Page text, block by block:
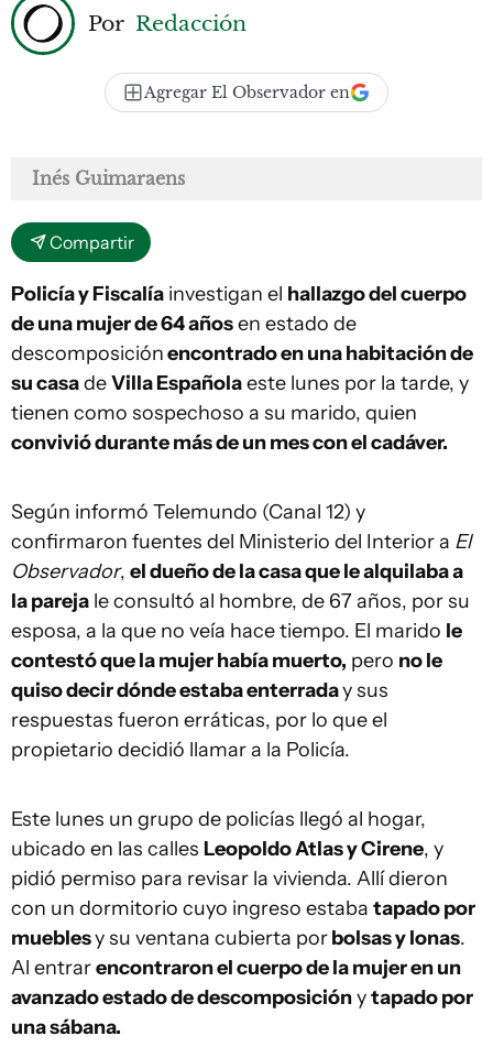
Por Redacción
Agregar El Observador en
Inés Guimaraens
Compartir
Policía y Fiscalía investigan el hallazgo del cuerpo
de una mujer de 64 añosen estado de
descomposiciónencontrado en una habitación de
su casadeVilla Españolaeste lunes por la tarde, y
tienen como sospechoso a su marido, quien
convivió durante más de un mes con el cadáver.
Según informó Telemundo (Canal 12) y
confirmaron fuentes del Ministerio del Interior a El
Observador, el dueño de la casa que le alquilaba a
la pareja le consultó al hombre, de 67 años, por su
esposa, a la que no veía hace tiempo. El marido le
contestó que la mujer había muerto, pero no le
quiso decir dónde estaba enterraday sus
respuestas fueron erráticas, por lo que el
propietario decidió llamar a la Policía.
Este lunes un grupo de policías llegó al hogar,
ubicado en las calles Leopoldo Atlas y Cirene, y
pidió permiso para revisar la vivienda. Allí dieron
con un dormitorio cuyo ingreso estaba tapado por
mueblesy su ventana cubierta porbolsas y lonas.
Al entrarencontraron el cuerpo de la mujer en un
avanzado estado de descomposiciónytapado por
una sábana.